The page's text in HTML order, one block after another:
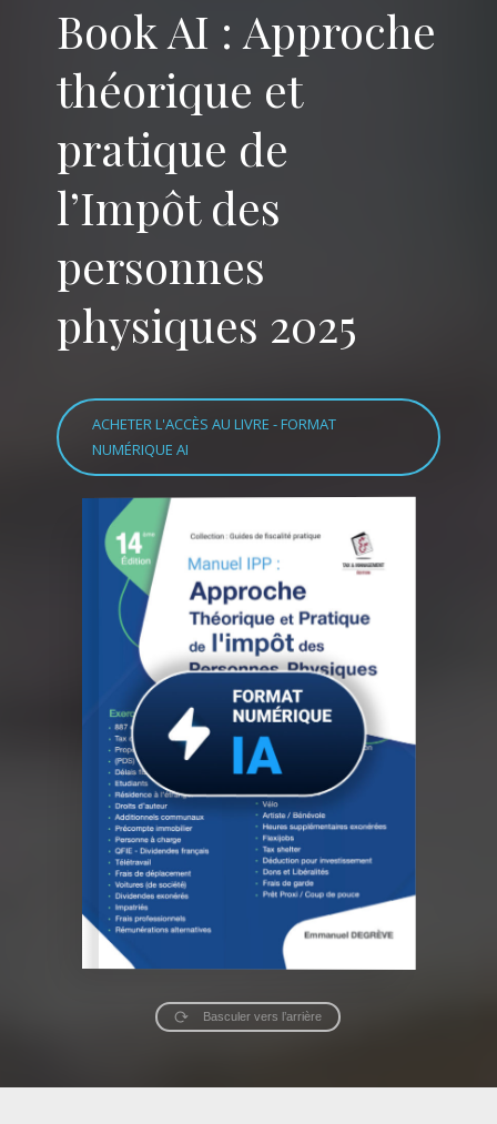
Book AI : Approche
théorique et
pratique de
l’Impôt des
personnes
physiques 2025
ACHETER L'ACCÈS AU LIVRE - FORMAT
NUMÉRIQUE AI
Basculer vers l’arrière